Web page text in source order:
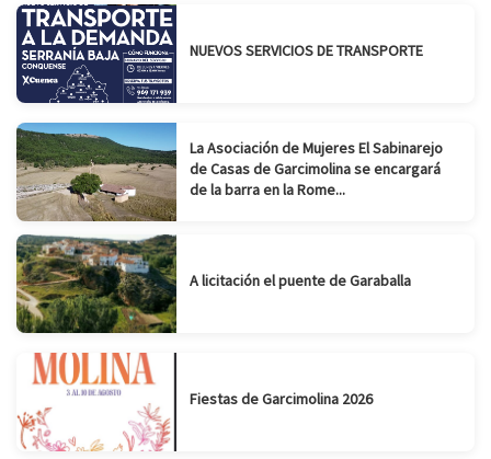
NUEVOS SERVICIOS DE TRANSPORTE
La Asociación de Mujeres El Sabinarejo
de Casas de Garcimolina se encargará
de la barra en la Rome...
A licitación el puente de Garaballa
Fiestas de Garcimolina 2026